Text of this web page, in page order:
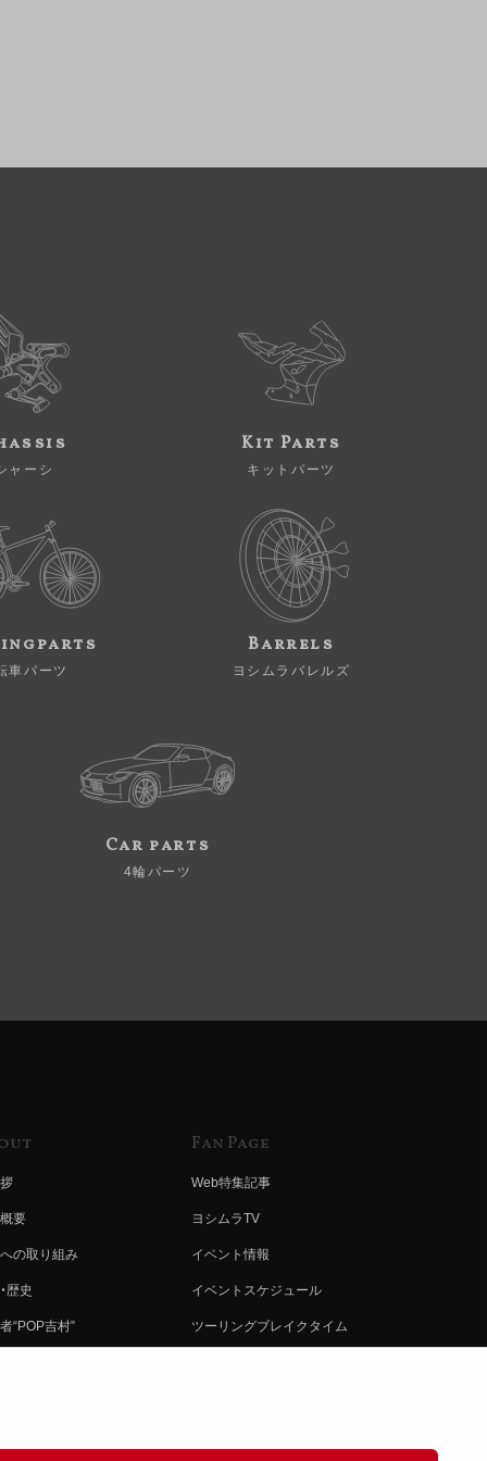
ャーシ
Kit Parts
キットパーツ
車パーツ
Barrels
ヨシムラバレルズ
Car parts
4輪パーツ
要
の取り組み
歴史
“POP吉村”
Fan Page
Web特集記事
ヨシムラTV
イベント情報
イベントスケジュール
ツーリングブレイクタイム